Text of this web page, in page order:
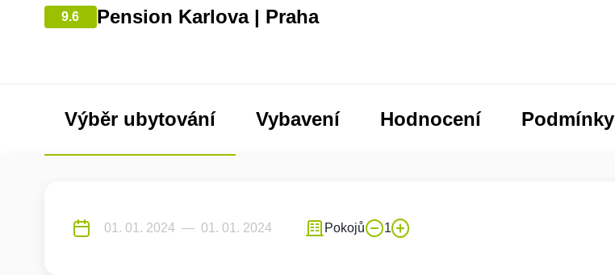
9.6 Pension Karlova | Praha
Výběr ubytování Vybavení Hodnocení Podmínky
Pokojů 1